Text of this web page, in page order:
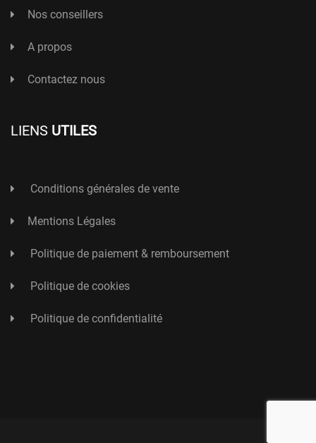
Nos conseillers
A propos
Contactez nous
LIENS UTILES
Conditions générales de vente
Mentions Légales
Politique de paiement & remboursement
Politique de cookies
Politique de confidentialité